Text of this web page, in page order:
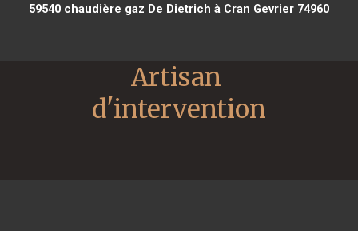
59540chaudière gaz De Dietrich à Cran Gevrier 74960
Artisan
d'intervention